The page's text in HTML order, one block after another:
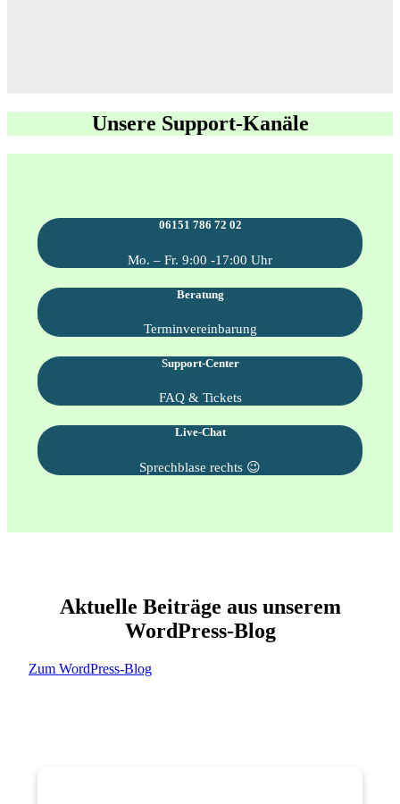
Unsere Support-Kanäle
06151 786 72 02
Mo. – Fr. 9:00 -17:00 Uhr
Beratung
Terminvereinbarung
Support-Center
FAQ & Tickets
Live-Chat
Sprechblase rechts 😉
Aktuelle Beiträge aus unserem
WordPress-Blog
Zum WordPress-Blog